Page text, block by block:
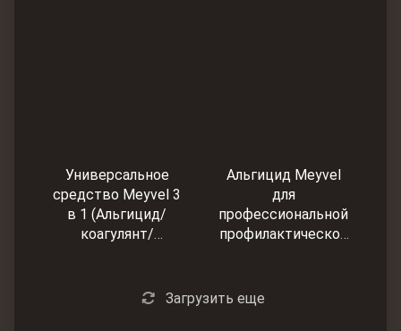
Универсальное
средство Meyvel 3
в 1 (Альгицид/
коагулянт/
Альгицид Meyvel
для
профессиональной
профилактической
роста водорослей 5
Загрузить еще